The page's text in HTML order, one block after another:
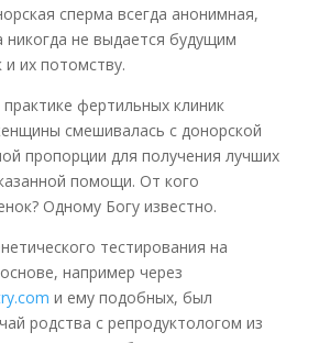
сперма всегда анонимная,
никогда не выдается будущим
их потомству.
фертильных клиник
смешивалась с донорской
пропорции для получения лучших
помощи. От кого
Одному Богу известно.
тестирования на
например через
и ему подобных, был
родства с репродуктологом из